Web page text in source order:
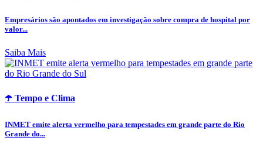
Empresários são apontados em investigação sobre compra de hospital por
valor...
Saiba Mais
☂️ Tempo e Clima
INMET emite alerta vermelho para tempestades em grande parte do Rio
Grande do...